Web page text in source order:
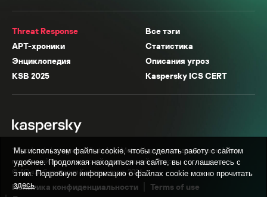
Threat Response
Все тэги
APT-хроники
Статистика
Энциклопедия
Описания угроз
KSB 2025
Kaspersky ICS CERT
* Facebook, Instagram, WhatsApp, Meta AI принадлежат компании Meta,
признанной экстремистской организацией в России.
© АО «Лаборатория Касперского», 2026.
Политика конфиденциальности
Terms of use
Мы используем файлы cookie, чтобы сделать работу с сайтом
удобнее. Продолжая находиться на сайте, вы соглашаетесь с
этим. Подробную информацию о файлах cookie можно прочитать
здесь.